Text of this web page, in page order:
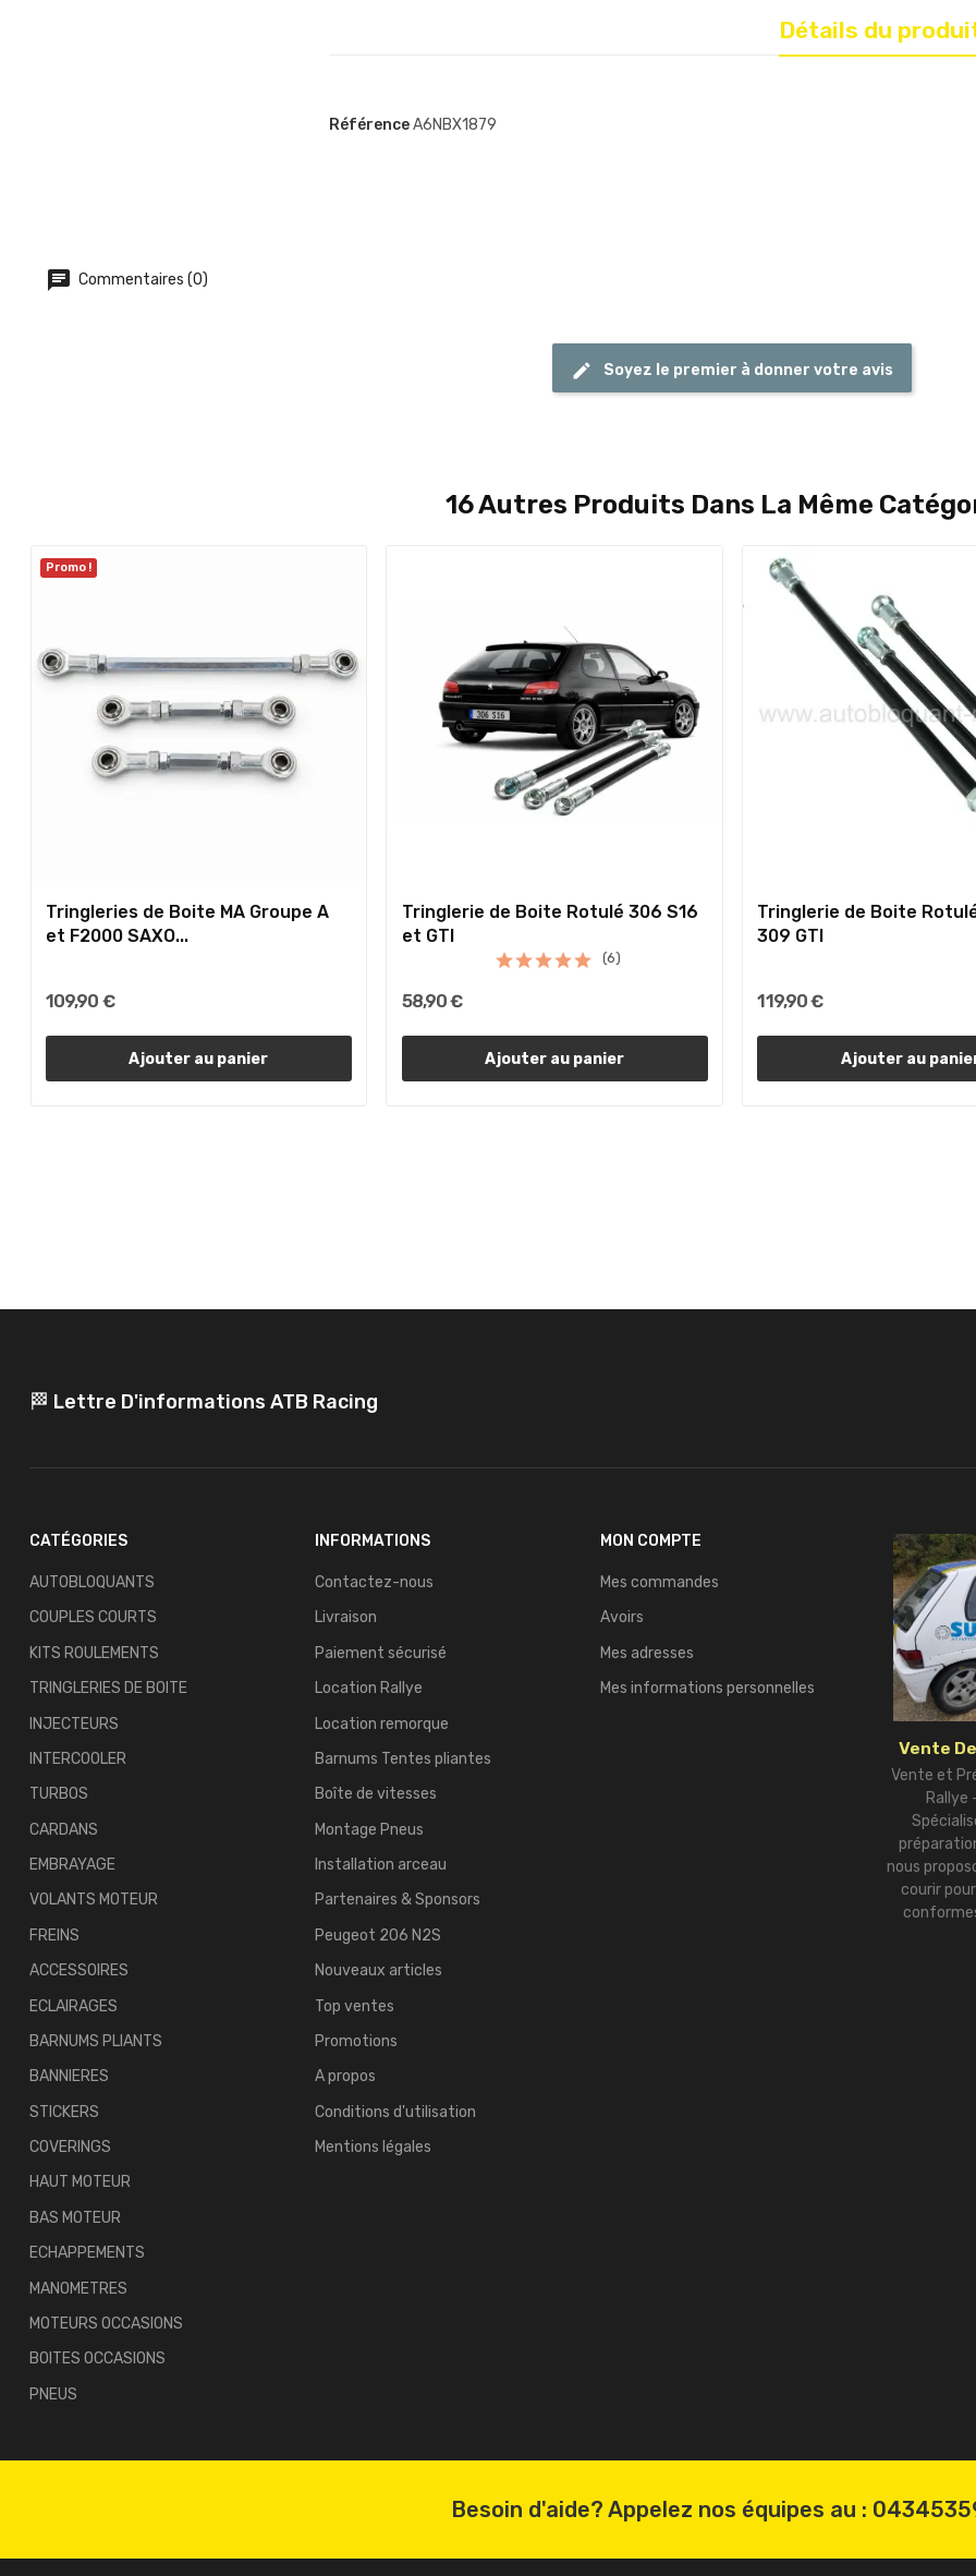
Détails du
RéférenceA6NBX1879
Commentaires (0)
Soyez le premier à donner votre avis
16 Autres Produits Dans La Même
Promo !
Tringleries de Boite MA Groupe A
et F2000 SAXO...
109,90 €
Ajouter au panier
Tringlerie de Boite Rotulé 306 S16
et GTI
(6)
58,90 €
Ajouter au panier
Tringlerie de Boite
309 GTI
119,90 €
Ajouter au
🏁 Lettre D'informations ATB Racing
CATÉGORIES
AUTOBLOQUANTS
COUPLES COURTS
KITS ROULEMENTS
TRINGLERIES DE BOITE
INJECTEURS
INTERCOOLER
TURBOS
CARDANS
EMBRAYAGE
VOLANTS MOTEUR
FREINS
ACCESSOIRES
ECLAIRAGES
BARNUMS PLIANTS
BANNIERES
STICKERS
COVERINGS
HAUT MOTEUR
BAS MOTEUR
ECHAPPEMENTS
MANOMETRES
MOTEURS OCCASIONS
BOITES OCCASIONS
PNEUS
INFORMATIONS
Contactez-nous
Livraison
Paiement sécurisé
Location Rallye
Location remorque
Barnums Tentes pliantes
Boîte de vitesses
Montage Pneus
Installation arceau
Partenaires & Sponsors
Peugeot 206 N2S
Nouveaux articles
Top ventes
Promotions
A propos
Conditions d'utilisation
Mentions légales
MON COMPTE
Mes commandes
Avoirs
Mes adresses
Mes informations personnelles
Vente
Vente et
Rallye
nous
courir
Besoin d'aide? Appelez nos équipes au :